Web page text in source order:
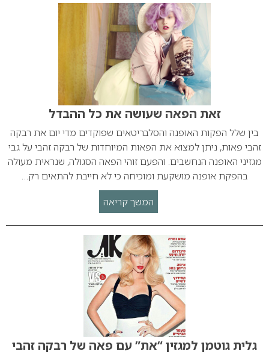
זאת הפאה שעושה את כל ההבדל
בין שלל הפקות האופנה והסלבריטאים שפוקדים מדי יום את רבקה
זהבי פאות, ניתן למצוא את הפאות המיוחדות של רבקה זהבי על גבי
מגזיני האופנה הנחשבים. והפעם זוהי הפאה הסגולה, שנראית מעולה
בהפקת אופנה מושקעת ומוכיחה כי לא חייבת להתאים רק…
המשך קריאה
גלית גוטמן למגזין “את” עם פאה של רבקה זהבי